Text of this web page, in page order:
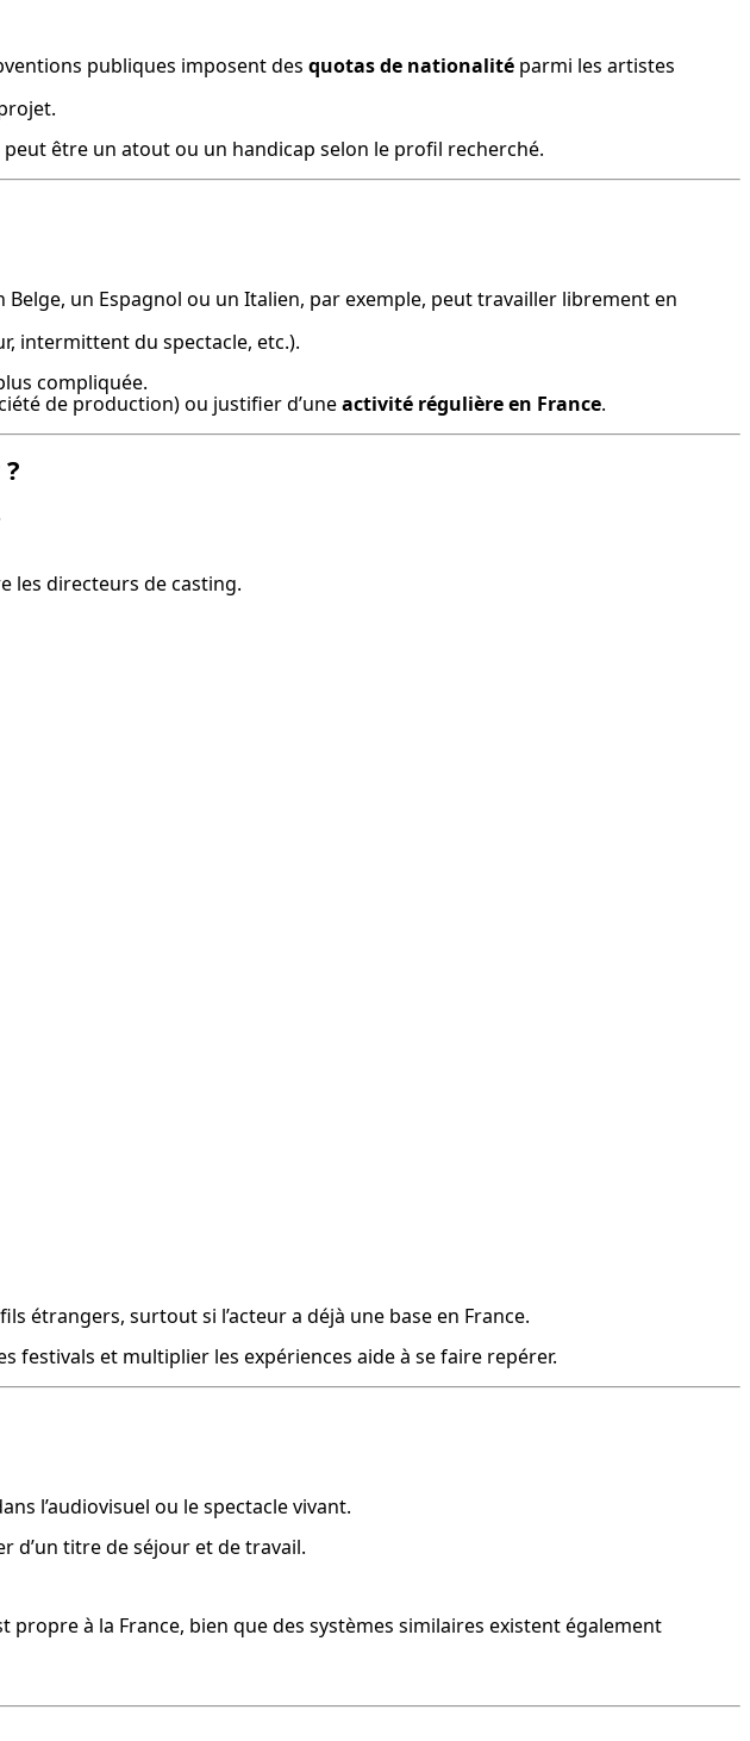
publiques imposent des quotas de nationalité parmi les artistes
être un atout ou un handicap selon le profil recherché.
Belge, un Espagnol ou un Italien, par exemple, peut travailler librement en
intermittent du spectacle, etc.).
compliquée.
de production) ou justifier d’une activité régulière en France.
les directeurs de casting.
étrangers, surtout si l’acteur a déjà une base en France.
festivals et multiplier les expériences aide à se faire repérer.
l’audiovisuel ou le spectacle vivant.
d’un titre de séjour et de travail.
à la France, bien que des systèmes similaires existent également